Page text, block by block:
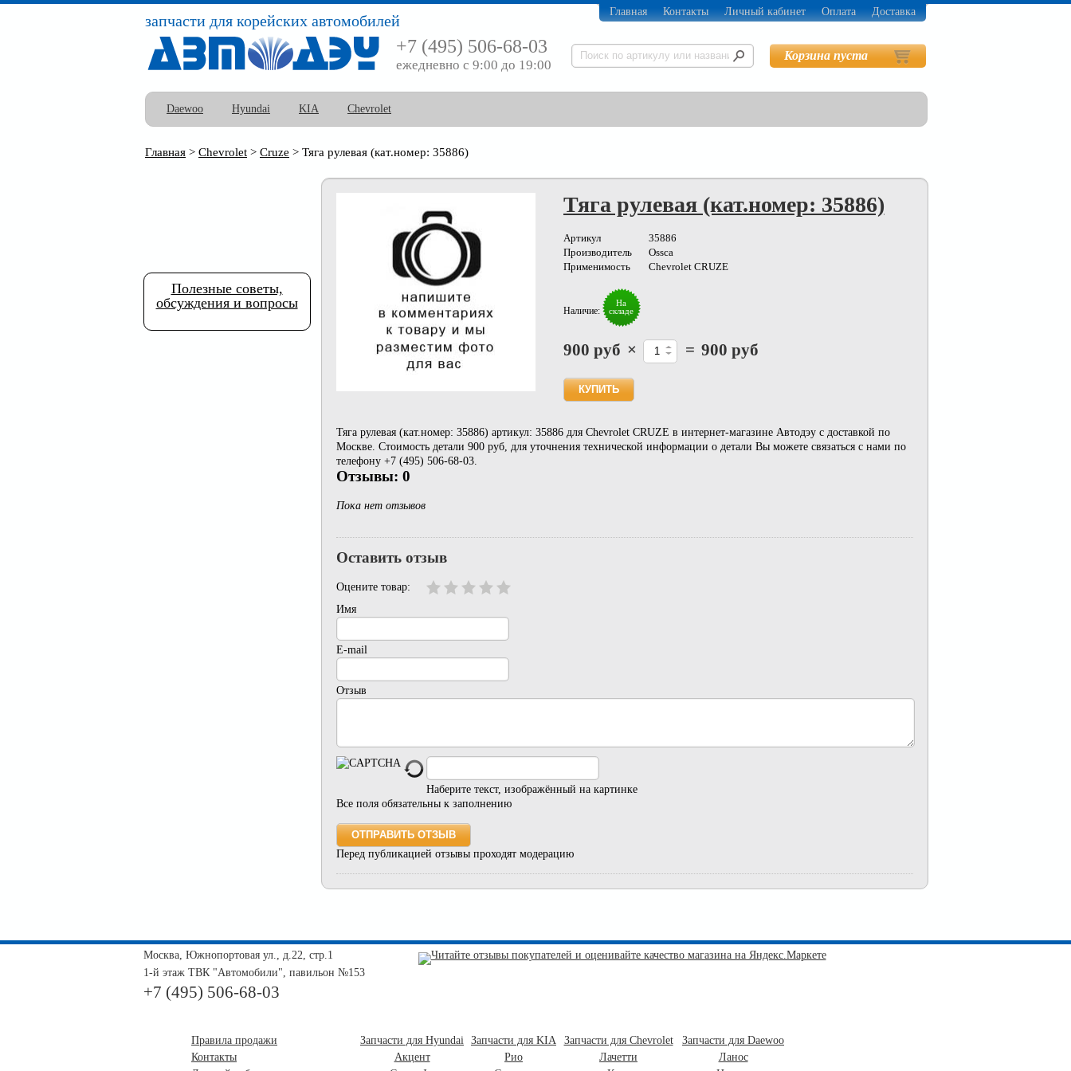
Главная Контакты Личный кабинет Оплата Доставка
запчасти для корейских автомобилей
+7 (495) 506-68-03
ежедневно с 9:00 до 19:00
Корзина пуста
Daewoo Hyundai KIA Chevrolet
Главная > Chevrolet > Cruze > Тяга рулевая (кат.номер: 35886)
Тяга рулевая (кат.номер: 35886)
Артикул
35886
Производитель
Ossca
Применимость
Chevrolet CRUZE
Наличие:
На
складе
900 руб × = 900 руб
Тяга рулевая (кат.номер: 35886) артикул: 35886 для Chevrolet CRUZE в интернет-магазине Автодэу с доставкой по
Москве. Стоимость детали 900 руб, для уточнения технической информации о детали Вы можете связаться с нами по
телефону +7 (495) 506-68-03.
Отзывы: 0
Пока нет отзывов
Оставить отзыв
Оцените товар:
Имя
E-mail
Отзыв
Наберите текст, изображённый на картинке
Все поля обязательны к заполнению
Перед публикацией отзывы проходят модерацию
Полезные советы,
обсуждения и вопросы
Москва, Южнопортовая ул., д.22, стр.1
1-й этаж ТВК "Автомобили", павильон №153
+7 (495) 506-68-03
Правила продажи
Контакты
Запчасти для Hyundai
Акцент
Запчасти для KIA
Рио
Запчасти для Chevrolet
Лачетти
Запчасти для Daewoo
Ланос